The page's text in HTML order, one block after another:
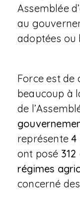
Assemblée
au
adoptées ou
Force est de
beaucoup à
de
représente4
ont posé
régimes
concerné